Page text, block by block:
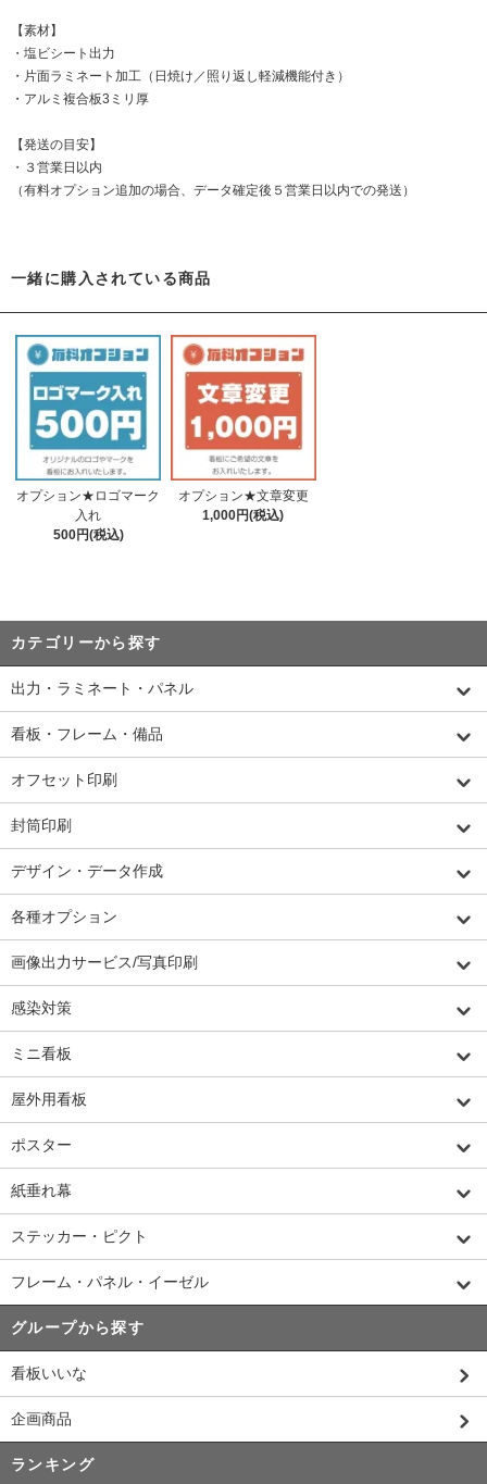
【素材】
・塩ビシート出力
・片面ラミネート加工（日焼け／照り返し軽減機能付き）
・アルミ複合板3ミリ厚
【発送の目安】
・３営業日以内
（有料オプション追加の場合、データ確定後５営業日以内での発送）
一緒に購入されている商品
オプション★ロゴマーク
入れ
500円(税込)
オプション★文章変更
1,000円(税込)
カテゴリーから探す
出力・ラミネート・パネル
看板・フレーム・備品
オフセット印刷
封筒印刷
デザイン・データ作成
各種オプション
画像出力サービス/写真印刷
感染対策
ミニ看板
屋外用看板
ポスター
紙垂れ幕
ステッカー・ピクト
フレーム・パネル・イーゼル
グループから探す
看板いいな
企画商品
ランキング